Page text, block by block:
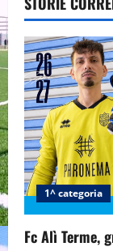
i
g
a
t
i
o
n
1^ categoria
Fc Alì Terme,